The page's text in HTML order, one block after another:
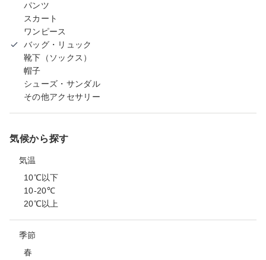
パンツ
スカート
ワンピース
バッグ・リュック
靴下（ソックス）
帽子
シューズ・サンダル
その他アクセサリー
気候から探す
気温
10℃以下
10-20℃
20℃以上
季節
春